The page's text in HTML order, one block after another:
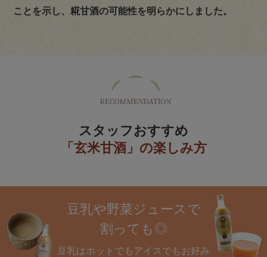
ことを示し、糀甘酒の可能性を明らかにしました。
スタッフおすすめ
「玄米甘酒」の楽しみ方
豆乳や野菜ジュースで
割っても◎
豆乳はホットでもアイスでもお好み